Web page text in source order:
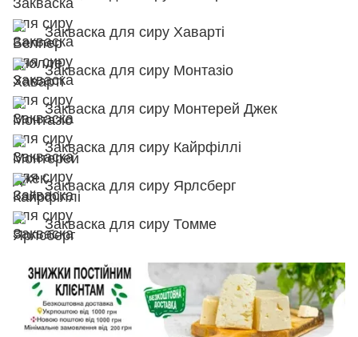
Закваска для сиру Хаварті
Закваска для сиру Монтазіо
Закваска для сиру Монтерей Джек
Закваска для сиру Кайрфіллі
Закваска для сиру Ярлсберг
Закваска для сиру Томме